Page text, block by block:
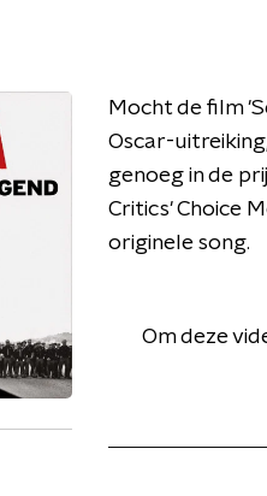
Mocht de film
Oscar-
genoeg in de
Critics' Choice
originele song.
Om deze